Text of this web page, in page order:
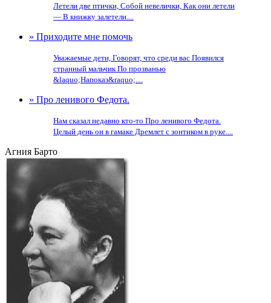
Летели две птички, Собой невелички, Как они летели
— В книжку залетели....
» Приходите мне помочь
Уважаемые дети, Говорят, что среди вас Появился
странный мальчик По прозванью
&laquo;Напоказ&raquo;....
» Про ленивого Федота.
Нам сказал недавно кто-то Про ленивого Федота.
Целый день он в гамаке Дремлет с зонтиком в руке....
Агния Барто